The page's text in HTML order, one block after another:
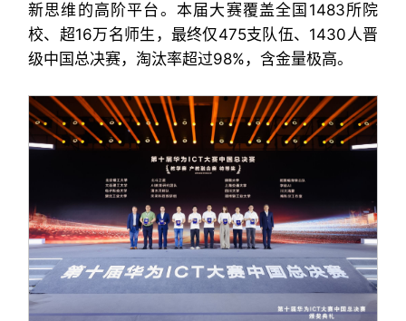
新思维的高阶平台。本届大赛覆盖全国1483所院
校、超16万名师生，最终仅475支队伍、1430人晋
级中国总决赛，淘汰率超过98%，含金量极高。